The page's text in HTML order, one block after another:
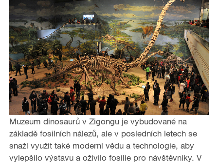
Muzeum dinosaurů v Zigongu je vybudované na
základě fosilních nálezů, ale v posledních letech se
snaží využít také moderní vědu a technologie, aby
vylepšilo výstavu a oživilo fosilie pro návštěvníky. V